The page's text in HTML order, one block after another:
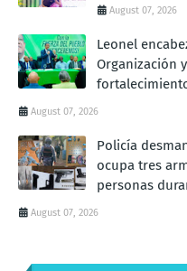
August 07, 2026
Leonel
Organización
August 07, 2026
Policía
ocupa tres
personas
August 07, 2026